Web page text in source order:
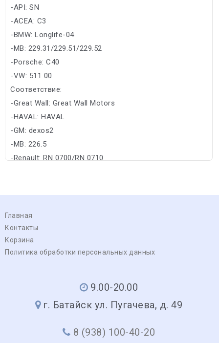
-API: SN
-ACEA: C3
-BMW: Longlife-04
-MB: 229.31/229.51/229.52
-Porsche: C40
-VW: 511 00
Соответствие:
-Great Wall: Great Wall Motors
-HAVAL: HAVAL
-GM: dexos2
-MB: 226.5
-Renault: RN 0700/RN 0710
Главная
Контакты
Корзина
Политика обработки персональных данных
9.00-20.00
г. Батайск ул. Пугачева, д. 49
8 (938) 100-40-20